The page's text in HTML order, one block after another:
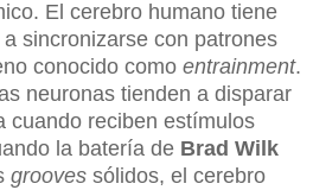
El cerebro humano tiene
sincronizarse con patrones
conocido como entrainment.
neuronas tienden a disparar
cuando reciben estímulos
la batería de Brad Wilk
grooves sólidos, el cerebro